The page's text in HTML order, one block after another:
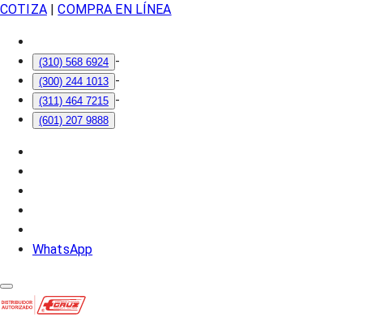
COTIZA| COMPRA EN LÍNEA
(310) 568 6924 -
(300) 244 1013 -
(311) 464 7215 -
(601) 207 9888
WhatsApp